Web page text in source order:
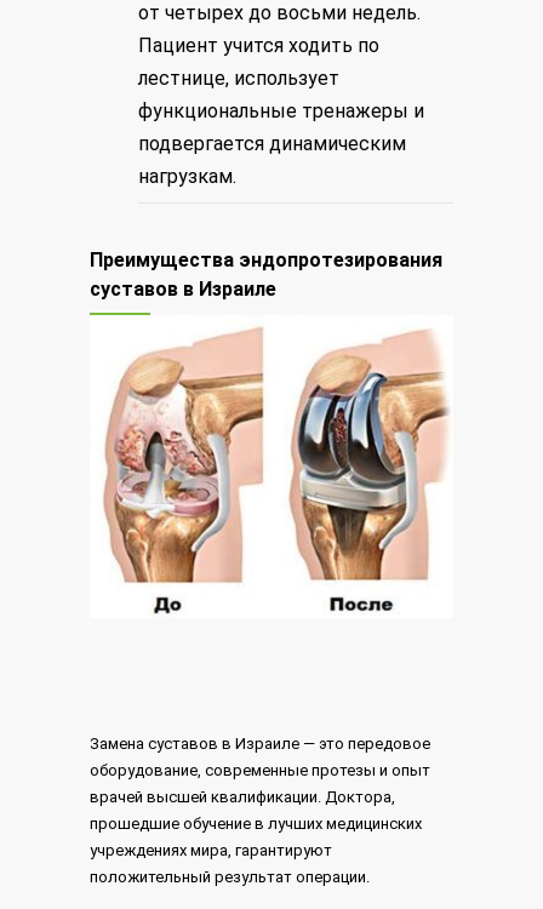
от четырех до восьми недель.
Пациент учится ходить по
лестнице, использует
функциональные тренажеры и
подвергается динамическим
нагрузкам.
Преимущества эндопротезирования
суставов в Израиле
Замена суставов в Израиле — это передовое
оборудование, современные протезы и опыт
врачей высшей квалификации. Доктора,
прошедшие обучение в лучших медицинских
учреждениях мира, гарантируют
положительный результат операции.